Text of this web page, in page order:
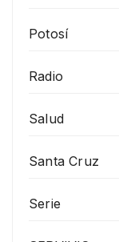
Potosí
Radio
Salud
Santa Cruz
Serie